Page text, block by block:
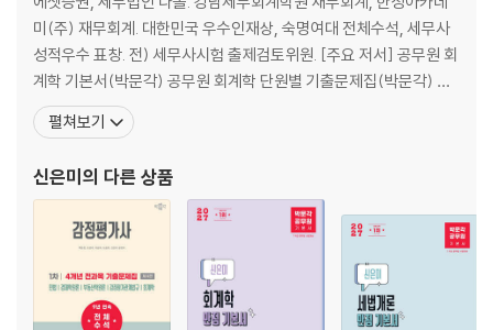
Chapter 01 2026년 제37회 정답 및 해설
Chapter 02 2025년 제36회 정답 및 해설
Chapter 03 2024년 제35회 정답 및 해설
Chapter 04 2023년 제34회 정답 및 해설
Chapter 05 2022년 제33회 정답 및 해설
Chapter 07 2020년 제31회 정답 및 해설
Chapter 08 2019년 제30회 정답 및 해설
Chapter 09 2018년 제29회 정답 및 해설
Chapter 10 2017년 제28회 정답 및 해설
Chapter 11 2016년 제27회 정답 및 해설
Chapter 12 2015년 제26회 정답 및 해설
미(주) 재무회계. 대한민국 우수인재상, 숙명여대 전체수석, 세무사
성적우수 표창. 전) 세무사시험 출제검토위원. [주요 저서] 공무원 회
계학 기본서(박문각) 공무원 회계학 단원별 기출문제집(박문각) 공
무원 회계학 예상문제집(박문각) 공무원 세법개론 기본서(박문각)
감정평가사 / 관세사 / 공무원 회계학 기본서(박문각) 감정평가사 /
제집(박문각) 감정평
펼쳐보기
신은미 의 다른 상품